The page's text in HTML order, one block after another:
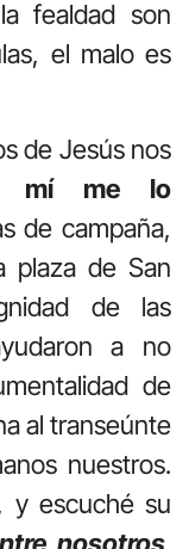
fealdad son
el malo es
de Jesús nos
mí me lo
de campaña,
plaza de San
de las
a no
de
al transeúnte
nuestros.
y escuché su